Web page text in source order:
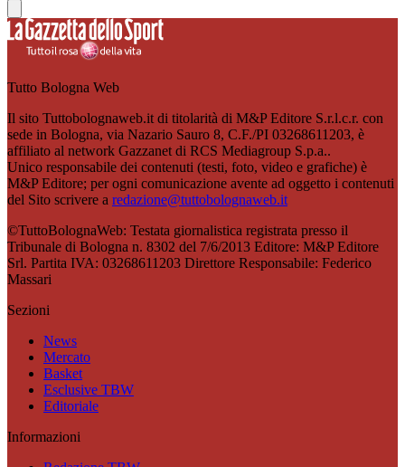
Tutto Bologna Web
Il sito Tuttobolognaweb.it di titolarità di M&P Editore S.r.l.c.r. con
sede in Bologna, via Nazario Sauro 8, C.F./PI 03268611203, è
affiliato al network Gazzanet di RCS Mediagroup S.p.a..
Unico responsabile dei contenuti (testi, foto, video e grafiche) è
M&P Editore; per ogni comunicazione avente ad oggetto i contenuti
del Sito scrivere a redazione@tuttobolognaweb.it
©TuttoBolognaWeb: Testata giornalistica registrata presso il
Tribunale di Bologna n. 8302 del 7/6/2013 Editore: M&P Editore
Srl. Partita IVA: 03268611203 Direttore Responsabile: Federico
Massari
Sezioni
News
Mercato
Basket
Esclusive TBW
Editoriale
Informazioni